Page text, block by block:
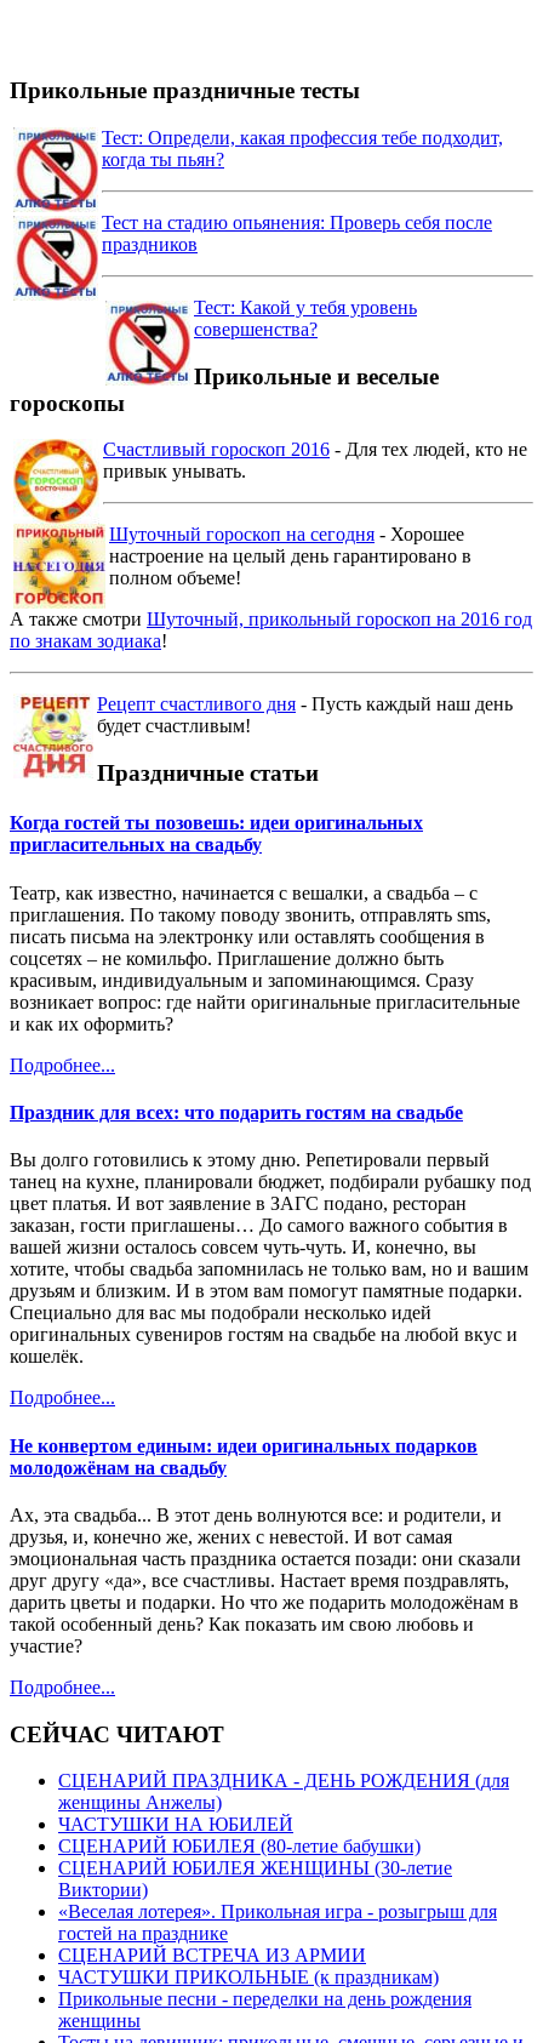
Прикольные праздничные тесты
Тест: Определи, какая профессия тебе подходит,
когда ты пьян?
Тест на стадию опьянения: Проверь себя после
праздников
Тест: Какой у тебя уровень
совершенства?
Прикольные и веселые
гороскопы
Счастливый гороскоп 2016 - Для тех людей, кто не
привык унывать.
Шуточный гороскоп на сегодня - Хорошее
настроение на целый день гарантировано в
полном объеме!
А также смотри Шуточный, прикольный гороскоп на 2016 год
по знакам зодиака!
Рецепт счастливого дня - Пусть каждый наш день
будет счастливым!
Праздничные статьи
Когда гостей ты позовешь: идеи оригинальных
пригласительных на свадьбу
Театр, как известно, начинается с вешалки, а свадьба – с
приглашения. По такому поводу звонить, отправлять sms,
писать письма на электронку или оставлять сообщения в
соцсетях – не комильфо. Приглашение должно быть
красивым, индивидуальным и запоминающимся. Сразу
возникает вопрос: где найти оригинальные пригласительные
и как их оформить?
Подробнее...
Праздник для всех: что подарить гостям на свадьбе
Вы долго готовились к этому дню. Репетировали первый
танец на кухне, планировали бюджет, подбирали рубашку под
цвет платья. И вот заявление в ЗАГС подано, ресторан
заказан, гости приглашены… До самого важного события в
вашей жизни осталось совсем чуть-чуть. И, конечно, вы
хотите, чтобы свадьба запомнилась не только вам, но и вашим
друзьям и близким. И в этом вам помогут памятные подарки.
Специально для вас мы подобрали несколько идей
оригинальных сувениров гостям на свадьбе на любой вкус и
кошелёк.
Подробнее...
Не конвертом единым: идеи оригинальных подарков
молодожёнам на свадьбу
Ах, эта свадьба... В этот день волнуются все: и родители, и
друзья, и, конечно же, жених с невестой. И вот самая
эмоциональная часть праздника остается позади: они сказали
друг другу «да», все счастливы. Настает время поздравлять,
дарить цветы и подарки. Но что же подарить молодожёнам в
такой особенный день? Как показать им свою любовь и
участие?
Подробнее...
СЕЙЧАС ЧИТАЮТ
СЦЕНАРИЙ ПРАЗДНИКА - ДЕНЬ РОЖДЕНИЯ (для
женщины Анжелы)
ЧАСТУШКИ НА ЮБИЛЕЙ
СЦЕНАРИЙ ЮБИЛЕЯ (80-летие бабушки)
СЦЕНАРИЙ ЮБИЛЕЯ ЖЕНЩИНЫ (30-летие
Виктории)
«Веселая лотерея». Прикольная игра - розыгрыш для
гостей на празднике
СЦЕНАРИЙ ВСТРЕЧА ИЗ АРМИИ
ЧАСТУШКИ ПРИКОЛЬНЫЕ (к праздникам)
Прикольные песни - переделки на день рождения
женщины